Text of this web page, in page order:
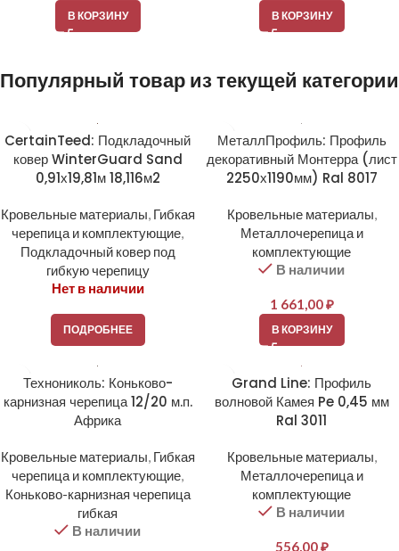
В КОРЗИНУ В КОРЗИНУ
Популярный товар из текущей категории
CertainTeed: Подкладочный
ковер WinterGuard Sand
0,91х19,81м 18,116м2
Кровельные материалы, Гибкая
черепица и комплектующие,
Подкладочный ковер под
гибкую черепицу
Нет в наличии
ПОДРОБНЕЕ
МеталлПрофиль: Профиль
декоративный Монтерра (лист
2250х1190мм) Ral 8017
Кровельные материалы,
Металлочерепица и
комплектующие
В наличии
1 661,00₽
В КОРЗИНУ
Технониколь: Коньково-
карнизная черепица 12/20 м.п.
Африка
Кровельные материалы, Гибкая
черепица и комплектующие,
Коньково-карнизная черепица
гибкая
В наличии
Grand Line: Профиль
волновой Камея Pe 0,45 мм
Ral 3011
Кровельные материалы,
Металлочерепица и
комплектующие
В наличии
556,00₽